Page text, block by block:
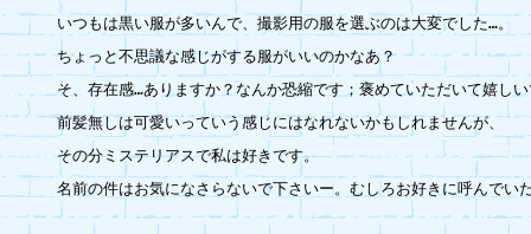
いつもは黒い服が多いんで、撮影用の服を選ぶのは大変でした…。
ちょっと不思議な感じがする服がいいのかなあ？
そ、存在感…ありますか？なんか恐縮です；褒めていただいて嬉し
前髪無しは可愛いっていう感じにはなれないかもしれませんが、
その分ミステリアスで私は好きです。
名前の件はお気になさらないで下さいー。むしろお好きに呼んで